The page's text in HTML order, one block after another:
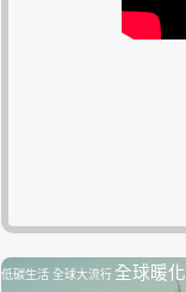
低碳生活 全球大流行 全球暖化